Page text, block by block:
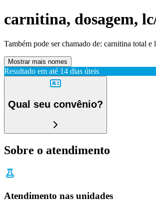
carnitina, dosagem,
Também pode ser chamado de: carnitina total e
Mostrar mais nomes
Resultado em até 14 dias úteis
Qual seu convênio?
Sobre o atendimento
Atendimento nas unidades